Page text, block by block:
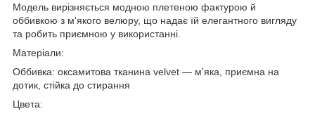
Модель вирізняється модною плетеною фактурою й
оббивкою з м'якого велюру, що надає їй елегантного вигляду
та робить приємною у використанні.
Матеріали:
Оббивка: оксамитова тканина velvet — м'яка, приємна на
дотик, стійка до стирання
Цвета: